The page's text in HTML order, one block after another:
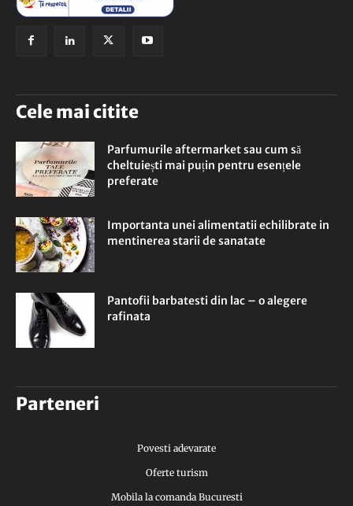
Cele mai citite
Parfumurile aftermarket sau cum să
cheltuiești mai puțin pentru esențele
preferate
Importanta unei alimentatii echilibrate in
mentinerea starii de sanatate
Pantofii barbatesti din lac – o alegere
rafinata
Parteneri
Povesti adevarate
Oferte turism
Mobila la comanda Bucuresti